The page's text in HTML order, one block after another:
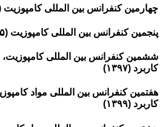
چهارمین کنفرانس بین المللی کامپوزیت
پنجمین کنفرانس بین المللی کامپوزیت (۱۳۹۵)
ششمین کنفرانس بین المللی
کاربرد (۱۳۹۷)
هفتمین کنفرانس بین المللی مواد
کاربرد (۱۳۹۹)